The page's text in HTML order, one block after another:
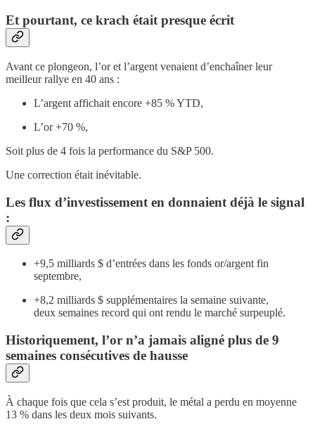
Et pourtant, ce krach était presque écrit
Avant ce plongeon, l’or et l’argent venaient d’enchaîner leur
meilleur rallye en 40 ans :
L’argent affichait encore +85 % YTD,
L’or +70 %,
Soit plus de 4 fois la performance du S&P 500.
Une correction était inévitable.
Les flux d’investissement en donnaient déjà le signal
:
+9,5 milliards $ d’entrées dans les fonds or/argent fin
septembre,
+8,2 milliards $ supplémentaires la semaine suivante,
deux semaines record qui ont rendu le marché surpeuplé.
Historiquement, l’or n’a jamais aligné plus de 9
semaines consécutives de hausse
À chaque fois que cela s’est produit, le métal a perdu en moyenne
13 % dans les deux mois suivants.